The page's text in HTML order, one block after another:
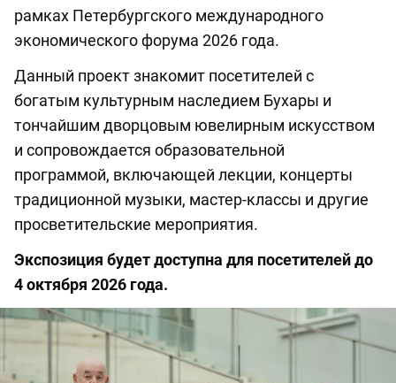
рамках Петербургского международного
экономического форума 2026 года.
Данный проект знакомит посетителей с
богатым культурным наследием Бухары и
тончайшим дворцовым ювелирным искусством
и сопровождается образовательной
программой, включающей лекции, концерты
традиционной музыки, мастер-классы и другие
просветительские мероприятия.
Экспозиция будет доступна для посетителей до
4 октября 2026 года.